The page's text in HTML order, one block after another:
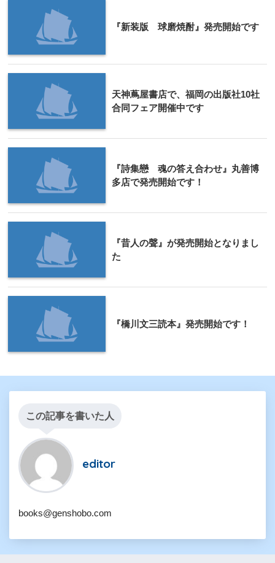
『新装版 球磨焼酎』発売開始です
天神蔦屋書店で、福岡の出版社10社
合同フェア開催中です
『詩集戀 魂の答え合わせ』丸善博
多店で発売開始です！
『昔人の聲』が発売開始となりまし
た
『橋川文三読本』発売開始です！
この記事を書いた人
editor
books@genshobo.com